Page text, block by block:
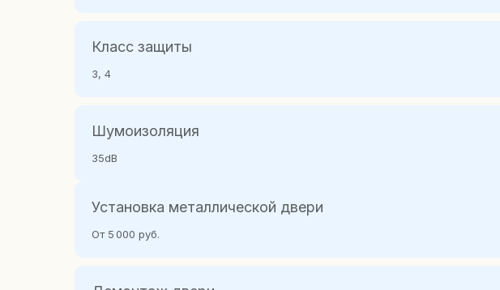
Класс защиты
3, 4
Шумоизоляция
35dB
Установка металлической двери
От 5 000 руб.